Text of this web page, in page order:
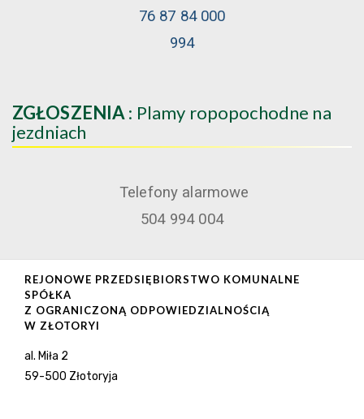
76 87 84 000
994
ZGŁOSZENIA : Plamy ropopochodne na
jezdniach
Telefony alarmowe
504 994 004
REJONOWE PRZEDSIĘBIORSTWO KOMUNALNE
SPÓŁKA
Z OGRANICZONĄ ODPOWIEDZIALNOŚCIĄ
W ZŁOTORYI
al. Miła 2
59-500 Złotoryja